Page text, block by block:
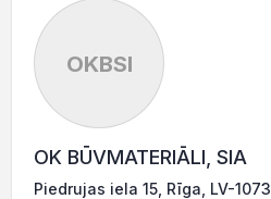
OKBSI
OK BŪVMATERIĀLI, SIA
Piedrujas iela 15, Rīga, LV-1073